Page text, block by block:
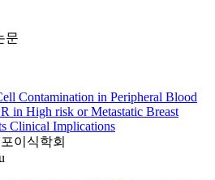
문
Contamination in Peripheral Blood
in High risk or Metastatic Breast
Clinical Implications
이식학회